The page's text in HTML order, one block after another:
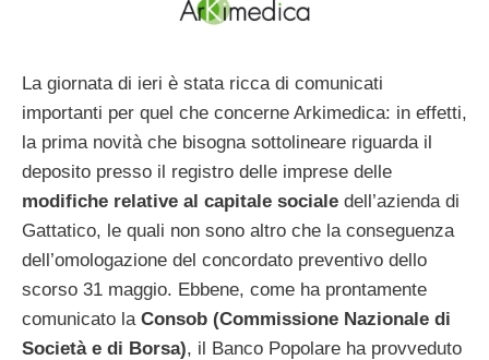
La giornata di ieri è stata ricca di comunicati
importanti per quel che concerne Arkimedica: in effetti,
la prima novità che bisogna sottolineare riguarda il
deposito presso il registro delle imprese delle
modifiche relative al capitale sociale dell’azienda di
Gattatico, le quali non sono altro che la conseguenza
dell’omologazione del concordato preventivo dello
scorso 31 maggio. Ebbene, come ha prontamente
comunicato la Consob (Commissione Nazionale di
Società e di Borsa), il Banco Popolare ha provveduto